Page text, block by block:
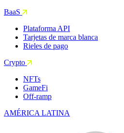
BaaS
Plataforma API
Tarjetas de marca blanca
Rieles de pago
Crypto
NFTs
GameFi
Off-ramp
AMÉRICA LATINA